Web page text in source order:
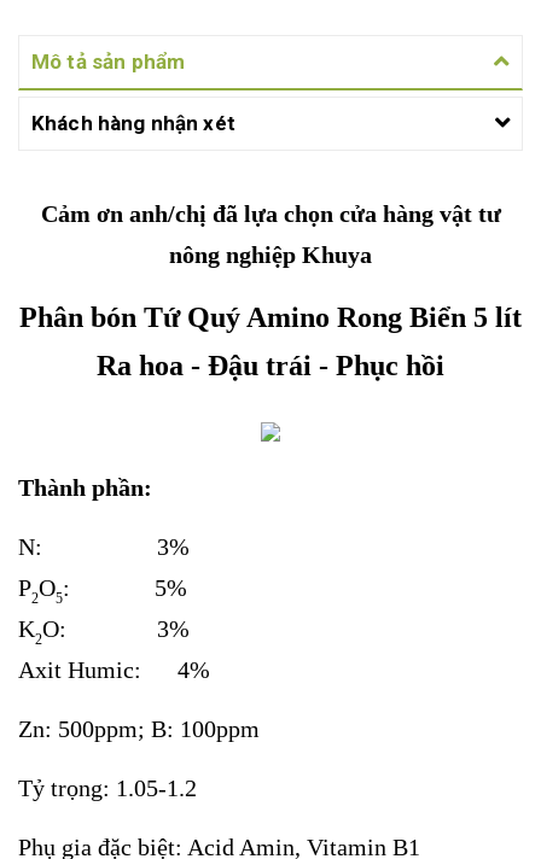
Mô tả sản phẩm
Khách hàng nhận xét
Cảm ơn anh/chị đã lựa chọn cửa hàng vật tư
nông nghiệp Khuya
Phân bón Tứ Quý Amino Rong Biển 5 lít
Ra hoa - Đậu trái - Phục hồi
Thành phần:
N: 3%
P2O5: 5%
K2O: 3%
Axit Humic: 4%
Zn: 500ppm; B: 100ppm
Tỷ trọng: 1.05-1.2
Phụ gia đặc biệt: Acid Amin, Vitamin B1